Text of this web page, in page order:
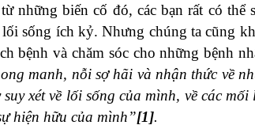
những biến cố đó, các bạn rất có
sống ích kỷ. Nhưng chúng ta cũng
bệnh và chăm sóc cho những bệnh
manh, nỗi sợ hãi và nhận thức về
xét về lối sống của mình, về các
hiện hữu của mình”[1].